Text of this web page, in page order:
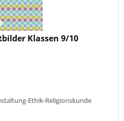
Klassen 9/10
Ethik-Religionskunde